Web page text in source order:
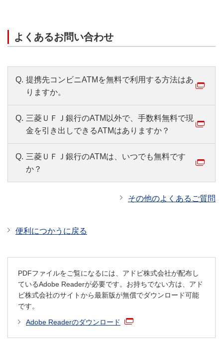
よくあるお問い合わせ
Q. 提携先コンビニATMを無料で利用する方法はあ
りますか。
Q. 三菱ＵＦＪ銀行のATM以外で、手数料無料で現
金を引き出しできるATMはありますか？
Q. 三菱ＵＦＪ銀行のATMは、いつでも無料です
か？
その他のよくあるご質問
便利につかうに戻る
PDFファイルをご覧になるには、アドビ株式会社が配布し
ているAdobe Readerが必要です。お持ちでない方は、アド
ビ株式会社のサイトから最新版が無償でダウンロード可能
です。
Adobe Readerのダウンロード